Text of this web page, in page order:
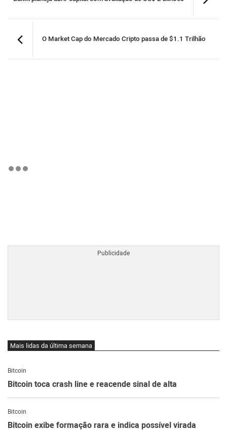
O Market Cap do Mercado Cripto passa de $1.1 Trilhão
Mais lidas da última semana
Bitcoin
Bitcoin toca crash line e reacende sinal de alta
Bitcoin
Bitcoin exibe formação rara e indica possível virada